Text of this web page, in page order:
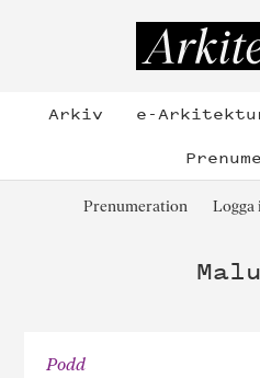
Arkiv e-
Prenumeration Logga
Podd